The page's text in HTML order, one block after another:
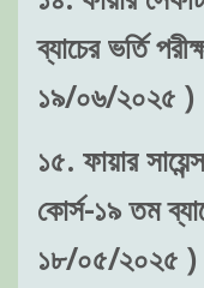
ব্যাচের ভর্তি
১৯/০৬/২০২৫ )
১৫. ফায়ার
কোর্স-১৯ তম
১৮/০৫/২০২৫ )